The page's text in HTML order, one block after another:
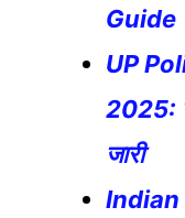
Guide
UP
2025:
जारी